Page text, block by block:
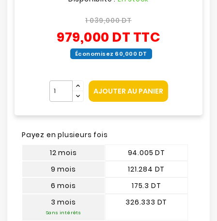
1 039,000 DT
979,000 DT TTC
Économisez 60,000 DT
AJOUTER AU PANIER
Payez en plusieurs fois
12 mois
9 mois
6 mois
3 mois
Sans intérêts
94.005 DT
121.284 DT
175.3 DT
326.333 DT